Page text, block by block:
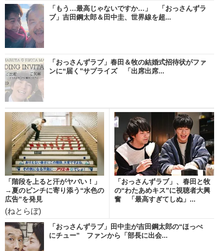
「もう…最高じゃないですか…」 「おっさんずラ
ブ」吉田鋼太郎＆田中圭、世界線を超...
「おっさんずラブ」春田＆牧の結婚式招待状がファ
ンに“届く”サプライズ 「出席出席...
「階段を上ると汗がヤバい！」
→夏のピンチに寄り添う“水色の
広告”を発見
(ねとらぼ)
「おっさんずラブ」、春田と牧
の“わたあめキス”に視聴者大興
奮 「最高すぎてしぬ」...
「おっさんずラブ」田中圭が吉田鋼太郎の“ほっぺ
にチュー” ファンから「部長に出会...